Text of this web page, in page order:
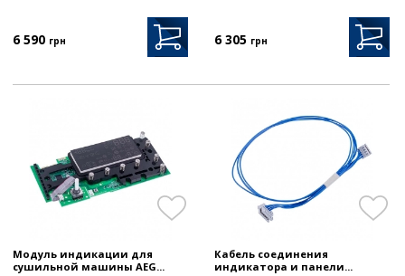
6 590 грн 6 305 грн
Модуль индикации для
сушильной машины AEG...
Кабель соединения
индикатора и панели...